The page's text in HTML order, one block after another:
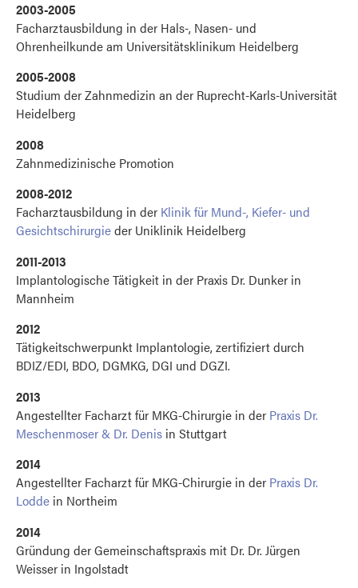
2003-2005
Facharztausbildung in der Hals-, Nasen- und
Ohrenheilkunde am Universitätsklinikum Heidelberg
2005-2008
Studium der Zahnmedizin an der Ruprecht-Karls-Universität
Heidelberg
2008
Zahnmedizinische Promotion
2008-2012
Facharztausbildung in der Klinik für Mund-, Kiefer- und
Gesichtschirurgieder Uniklinik Heidelberg
2011-2013
Implantologische Tätigkeit in der Praxis Dr. Dunker in
Mannheim
2012
Tätigkeitschwerpunkt Implantologie, zertifiziert durch
BDIZ/EDI, BDO, DGMKG, DGI und DGZI.
2013
Angestellter Facharzt für MKG-Chirurgie in der Praxis Dr.
Meschenmoser & Dr. Denis in Stuttgart
2014
Angestellter Facharzt für MKG-Chirurgie in der Praxis Dr.
Lodde in Northeim
2014
Gründung der Gemeinschaftspraxis mit Dr. Dr. Jürgen
Weisser in Ingolstadt